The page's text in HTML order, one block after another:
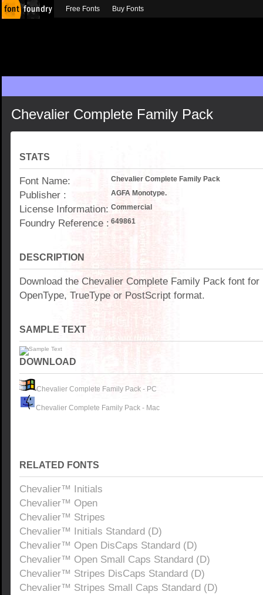
Chevalier Complete Family Pack
STATS
Font Name: Chevalier Complete Family Pack
Publisher : AGFA Monotype.
License Information: Commercial
Foundry Reference : 649861
DESCRIPTION
Download the Chevalier Complete Family Pack font
OpenType, TrueType or PostScript format.
SAMPLE TEXT
DOWNLOAD
Chevalier Complete Family Pack - PC
Chevalier Complete Family Pack - Mac
RELATED FONTS
Chevalier™ Initials
Chevalier™ Open
Chevalier™ Stripes
Chevalier™ Initials Standard (D)
Chevalier™ Open DisCaps Standard (D)
Chevalier™ Open Small Caps Standard (D)
Chevalier™ Stripes DisCaps Standard (D)
Chevalier™ Stripes Small Caps Standard (D)
Free Fonts Buy Fonts